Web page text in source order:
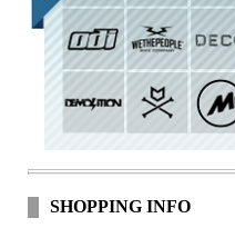
SHOPPING INFO